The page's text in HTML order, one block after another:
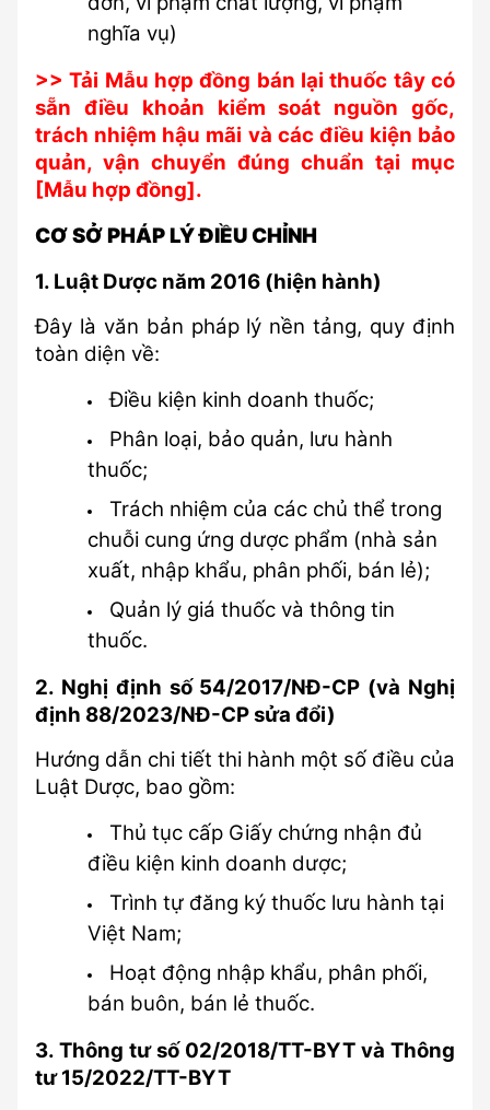
nghĩa vụ)
>> Tải Mẫu hợp đồng bán lại thuốc tây có
sẵn điều khoản kiểm soát nguồn gốc,
trách nhiệm hậu mãi và các điều kiện bảo
quản, vận chuyển đúng chuẩn tại mục
[Mẫu hợp đồng].
CƠ SỞ PHÁP LÝ ĐIỀU CHỈNH
1. Luật Dược năm 2016 (hiện hành)
Đây là văn bản pháp lý nền tảng, quy định
toàn diện về:
Điều kiện kinh doanh thuốc;
Phân loại, bảo quản, lưu hành
thuốc;
Trách nhiệm của các chủ thể trong
chuỗi cung ứng dược phẩm (nhà sản
xuất, nhập khẩu, phân phối, bán lẻ);
Quản lý giá thuốc và thông tin
thuốc.
2. Nghị định số 54/2017/NĐ-CP (và Nghị
định 88/2023/NĐ-CP sửa đổi)
Hướng dẫn chi tiết thi hành một số điều của
Luật Dược, bao gồm:
Thủ tục cấp Giấy chứng nhận đủ
điều kiện kinh doanh dược;
Trình tự đăng ký thuốc lưu hành tại
Việt Nam;
Hoạt động nhập khẩu, phân phối,
bán buôn, bán lẻ thuốc.
3. Thông tư số 02/2018/TT-BYT và Thông
tư 15/2022/TT-BYT